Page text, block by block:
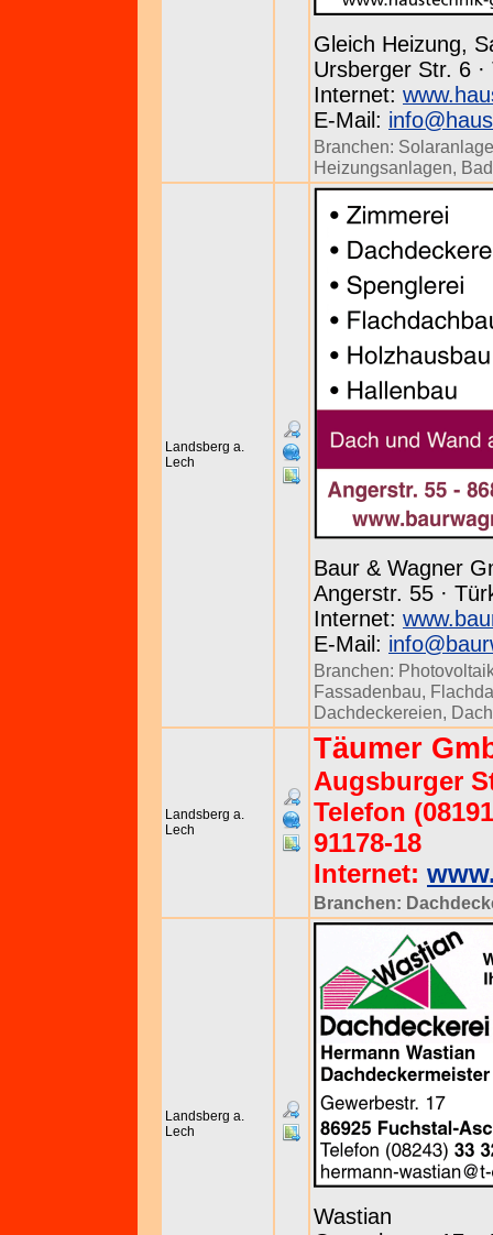
Gleich Heizung,
Ursberger Str. 6
Internet:
E-Mail:
Branchen:
Heizungsanlagen,
Landsberg a.
Lech
Baur & Wagner
Angerstr. 55 ·
Internet:
E-Mail:
Branchen:
Fassadenbau,
Dachdeckereien,
Landsberg a.
Lech
Täumer
Augsburger
Telefon
91178-18
Internet:
Branchen:
Landsberg a.
Lech
Wastian